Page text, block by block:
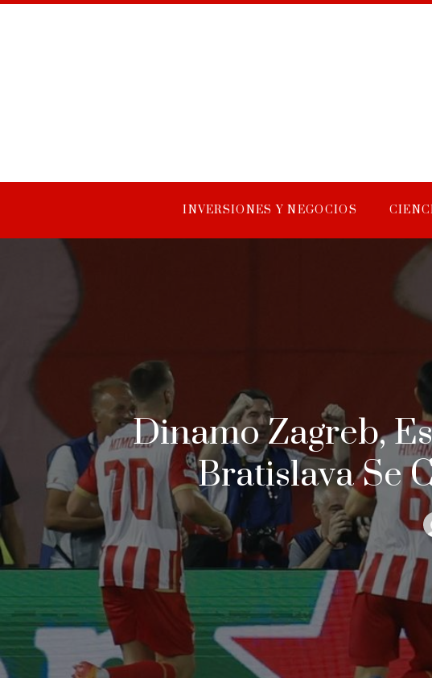
INVERSIONES Y NEGOCIOS
Dinamo Zagreb,
Bratislava Se